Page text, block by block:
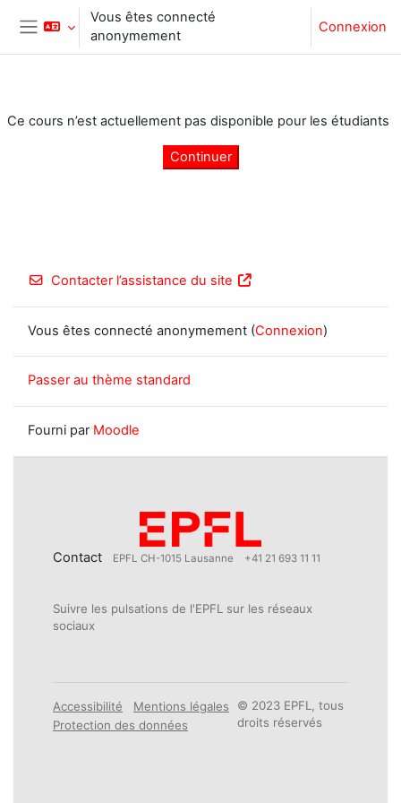
Passer au contenu principal
Panneau latéral
Vous êtes connecté
anonymement
Connexion
Ce cours n’est actuellement pas disponible pour les étudiants
Continuer
Contacter l’assistance du site
Vous êtes connecté anonymement (Connexion)
Passer au thème standard
Fourni par Moodle
Contact EPFL CH-1015 Lausanne +41 21 693 11 11
Suivre les pulsations de l'EPFL sur les réseaux
sociaux
Accessibilité
Mentions légales
Protection des données
© 2023 EPFL, tous
droits réservés